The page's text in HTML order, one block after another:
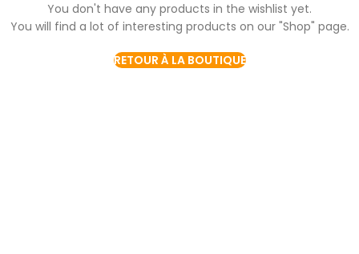
You don't have any products in the wishlist yet.
You will find a lot of interesting products on our "Shop" page.
RETOUR À LA BOUTIQUE